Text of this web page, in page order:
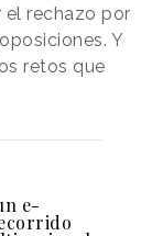
el rechazo por
Y
retos que
e-